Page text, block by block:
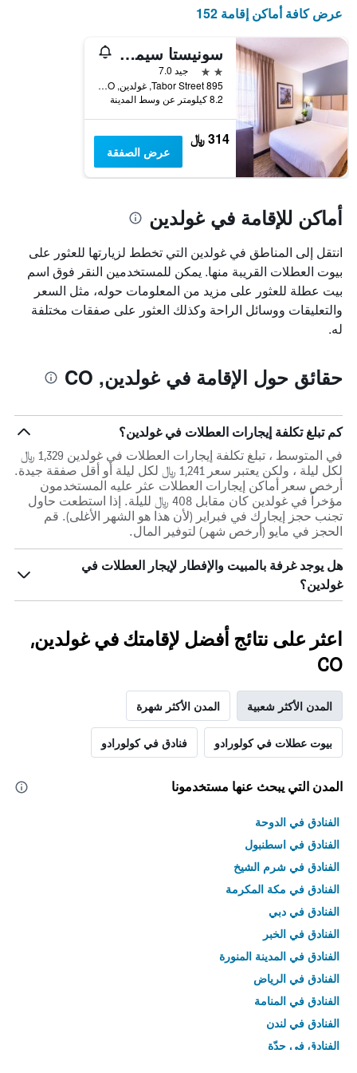
الذي
الأسبوع.
يتضمن
المخطط
التالي
1
الذي
سعر
غرفة
عرض كافة أماكن إقامة 152
سونيستا سيمبلي سويتس دنفر ويست فيدرال سنترال
2 نجمتين
جيد 7.0
895 Tabor Street, غولدين, CO, الولايات المتحدة الأميريكية
8.2 كيلومتر عن وسط المدينة
314 ﷼
عرض الصفقة
أماكن للإقامة في غولدين
انتقل إلى المناطق في غولدين التي تخطط لزيارتها للعثور على
بيوت العطلات القريبة منها. يمكن للمستخدمين النقر فوق اسم
بيت عطلة للعثور على مزيد من المعلومات حوله، مثل السعر
والتعليقات ووسائل الراحة وكذلك العثور على صفقات مختلفة
له.
حقائق حول الإقامة في غولدين, CO
كم تبلغ تكلفة إيجارات العطلات في غولدين؟
في المتوسط ، تبلغ تكلفة إيجارات العطلات في غولدين 1,329 ﷼
لكل ليلة ، ولكن يعتبر سعر 1,241 ﷼ لكل ليلة أو أقل صفقة جيدة.
أرخص سعر أماكن إيجارات العطلات عثر عليه المستخدمون
مؤخراً في غولدين كان مقابل 408 ﷼ لليلة. إذا استطعت حاول
تجنب حجز إيجارك في فبراير (لأن هذا هو الشهر الأغلى). قم
الحجز في مايو (أرخص شهر) لتوفير المال.
هل يوجد غرفة بالمبيت والإفطار لإيجار العطلات في
غولدين؟
اعثر على نتائج أفضل لإقامتك في غولدين,
CO
المدن الأكثر شعبية المدن الأكثر شهرة
بيوت عطلات في كولورادو فنادق في كولورادو
المدن التي يبحث عنها مستخدمونا
الفنادق في الدوحة
الفنادق في اسطنبول
الفنادق في شرم الشيخ
الفنادق في مكة المكرمة
الفنادق في دبي
الفنادق في الخبر
الفنادق في المدينة المنورة
الفنادق في الرياض
الفنادق في المنامة
الفنادق في لندن
الفنادق في جدّة